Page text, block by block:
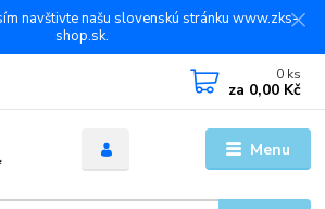
navštivte našu slovenskú stránku www.zks-
shop.sk.
Menu
0 ks
za 0,00 Kč